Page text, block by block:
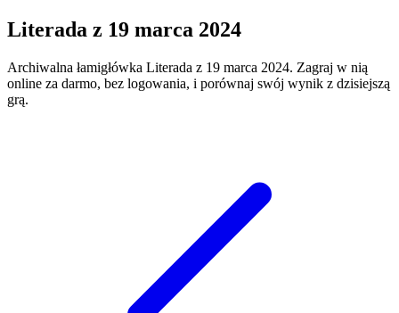
Literada z 19 marca 2024
Archiwalna łamigłówka Literada z 19 marca 2024. Zagraj w nią
online za darmo, bez logowania, i porównaj swój wynik z dzisiejszą
grą.